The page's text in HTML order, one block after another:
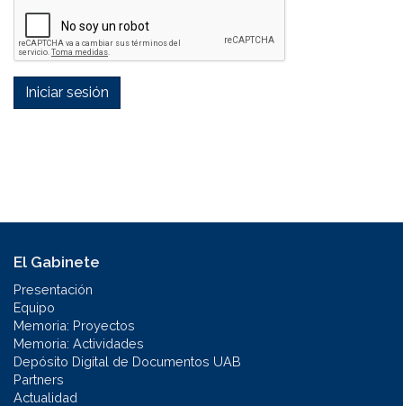
Iniciar sesión
El Gabinete
Presentación
Equipo
Memoria: Proyectos
Memoria: Actividades
Depósito Digital de Documentos UAB
Partners
Actualidad